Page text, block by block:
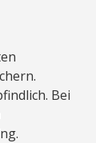
Bei